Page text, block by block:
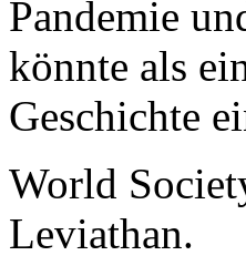
Pandemie
könnte als
Geschichte
World
Leviathan.